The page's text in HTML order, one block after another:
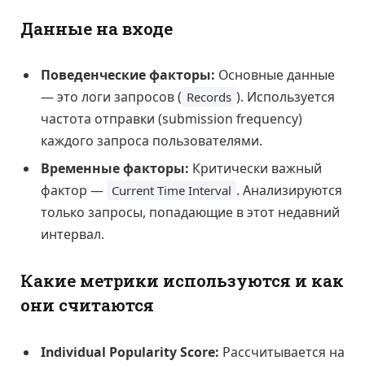
Данные на входе
Поведенческие факторы: Основные данные
— это логи запросов ( Records ). Используется
частота отправки (submission frequency)
каждого запроса пользователями.
Временные факторы: Критически важный
фактор — Current Time Interval . Анализируются
только запросы, попадающие в этот недавний
интервал.
Какие метрики используются и как
они считаются
Individual Popularity Score: Рассчитывается на